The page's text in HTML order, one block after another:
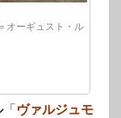
オーギュスト・ル
「 ヴァルジュモ